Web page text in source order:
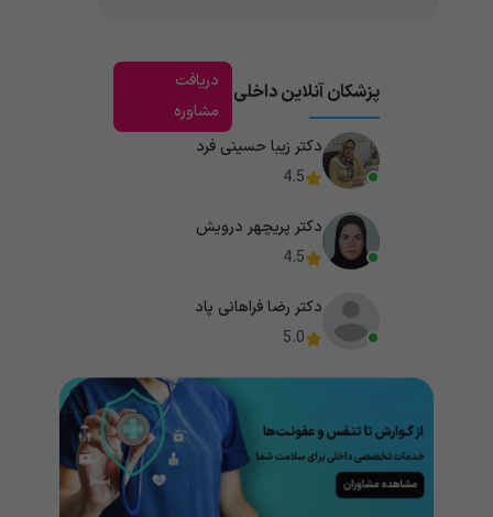
پزشکان آنلاین داخلی
دریافت
مشاوره
دکتر زیبا حسینی فرد
4.5
دکتر پریچهر درویش
4.5
دکتر رضا فراهانی پاد
5.0